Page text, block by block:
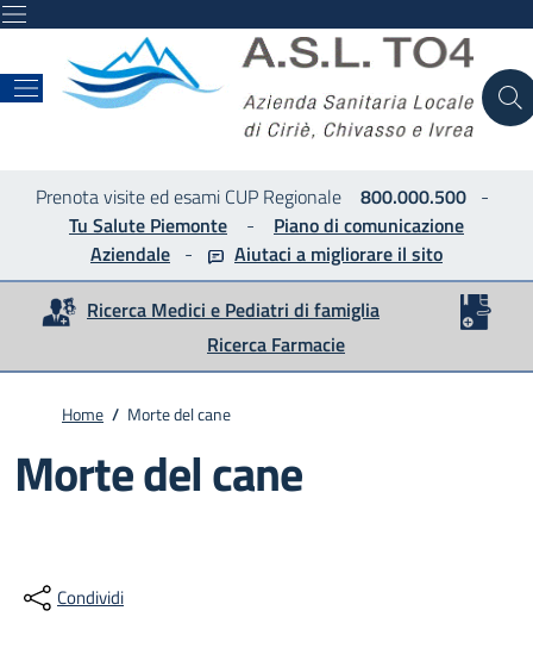
Prenota visite ed esami CUP Regionale 800.000.500-
Tu Salute Piemonte - Piano di comunicazione
Aziendale - Aiutaci a migliorare il sito
Ricerca Medici e Pediatri di famiglia
Ricerca Farmacie
Home / Morte del cane
Morte del cane
Condividi